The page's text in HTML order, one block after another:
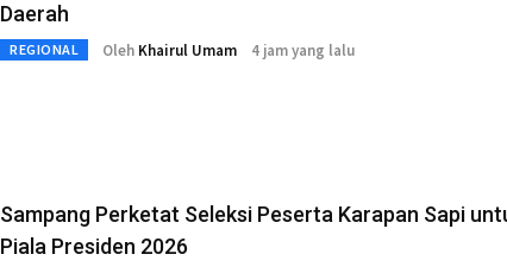
Daerah
REGIONAL Oleh Khairul Umam 4 jam yang lalu
Sampang Perketat Seleksi Peserta Karapan Sapi
Piala Presiden 2026